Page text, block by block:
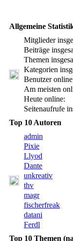
Allgemeine
Mitglieder
Beiträge
Themen
Kategorien
Benutzer
Am meisten
Heute online:
Seitenaufrufe
Top 10 Autoren
admin
Pixie
Llyod
Dante
unkreativ
thv
magr
fischerfreak
datani
Ferdl
Top 10 Themen